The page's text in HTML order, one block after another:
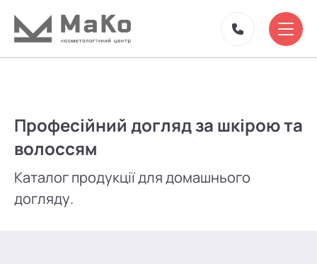
Професійний догляд за шкірою та
волоссям
Каталог продукції для домашнього
догляду.